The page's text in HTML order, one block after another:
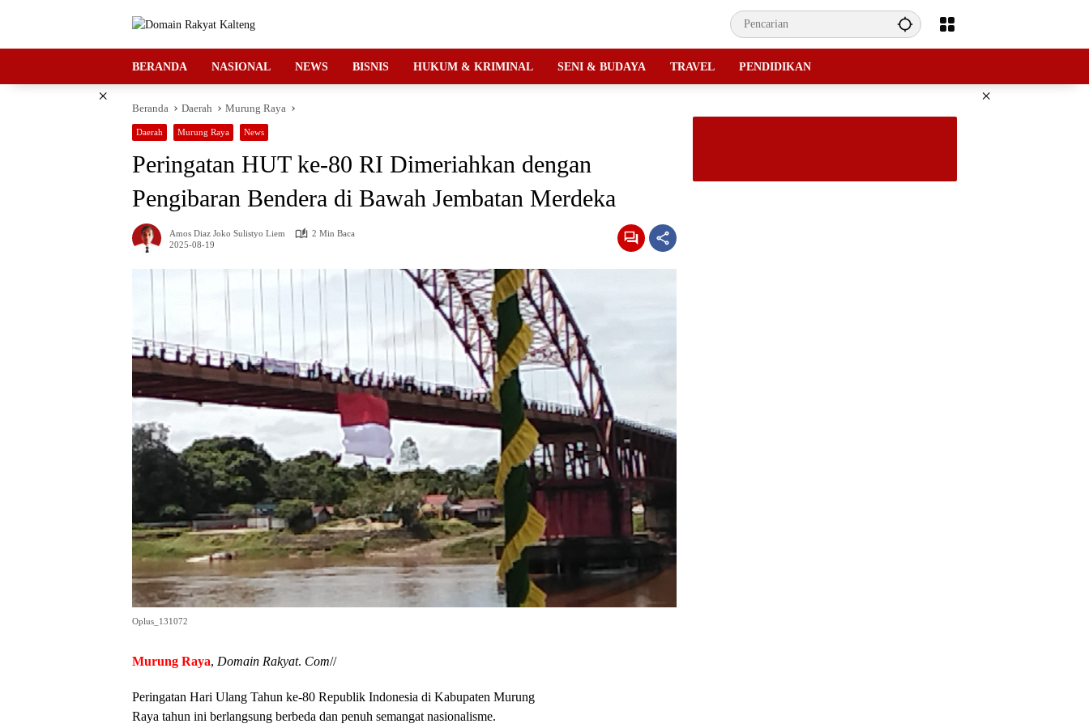
BERANDA NASIONAL NEWS BISNIS HUKUM & KRIMINAL SENI & BUDAYA TRAVEL PENDIDIKAN
× ×
Beranda Daerah Murung Raya
Daerah Murung Raya News
Peringatan HUT ke-80 RI Dimeriahkan dengan
Pengibaran Bendera di Bawah Jembatan Merdeka
Amos Diaz Joko Sulistyo Liem
2 Min Baca
2025-08-19
Oplus_131072
Murung Raya, Domain Rakyat. Com//
Peringatan Hari Ulang Tahun ke-80 Republik Indonesia di Kabupaten Murung
Raya tahun ini berlangsung berbeda dan penuh semangat nasionalisme.